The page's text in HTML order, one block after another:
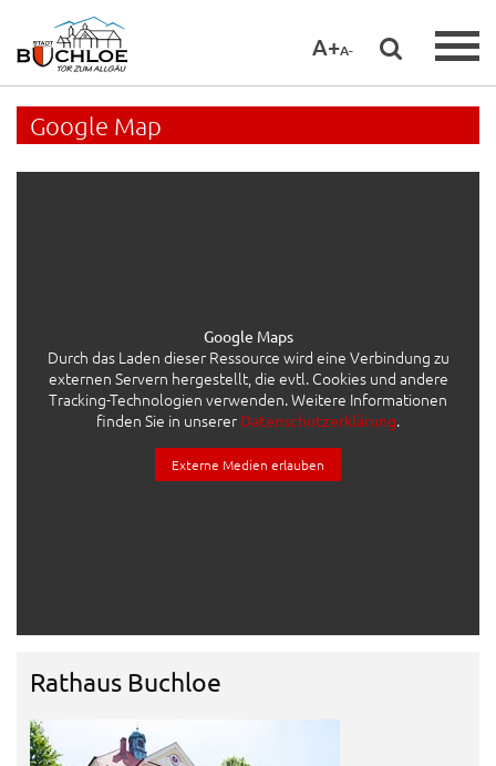
A+A-
Google Map
Google Maps
Durch das Laden dieser Ressource wird eine Verbindung zu
externen Servern hergestellt, die evtl. Cookies und andere
Tracking-Technologien verwenden. Weitere Informationen
finden Sie in unserer Datenschutzerklärung.
Externe Medien erlauben
Rathaus Buchloe